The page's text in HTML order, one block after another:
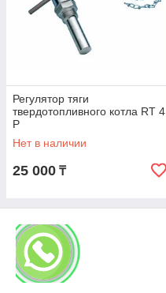
Регулятор тяги
твердотопливного котла RT 4
P
Нет в наличии
25 000 ₸